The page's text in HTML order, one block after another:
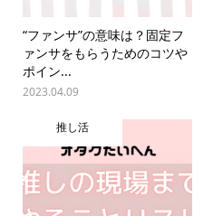
“ファンサ”の意味は？固定フ
ァンサをもらうためのコツや
ポイン...
2023.04.09
推し活